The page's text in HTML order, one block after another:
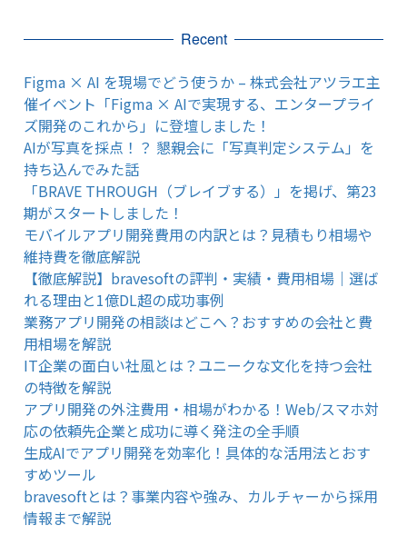
Recent
Figma × AI を現場でどう使うか – 株式会社アツラエ主
催イベント「Figma × AIで実現する、エンタープライ
ズ開発のこれから」に登壇しました！
AIが写真を採点！？ 懇親会に「写真判定システム」を
持ち込んでみた話
「BRAVE THROUGH（ブレイブする）」を掲げ、第23
期がスタートしました！
モバイルアプリ開発費用の内訳とは？見積もり相場や
維持費を徹底解説
【徹底解説】bravesoftの評判・実績・費用相場｜選ば
れる理由と1億DL超の成功事例
業務アプリ開発の相談はどこへ？おすすめの会社と費
用相場を解説
IT企業の面白い社風とは？ユニークな文化を持つ会社
の特徴を解説
アプリ開発の外注費用・相場がわかる！Web/スマホ対
応の依頼先企業と成功に導く発注の全手順
生成AIでアプリ開発を効率化！具体的な活用法とおす
すめツール
bravesoftとは？事業内容や強み、カルチャーから採用
情報まで解説